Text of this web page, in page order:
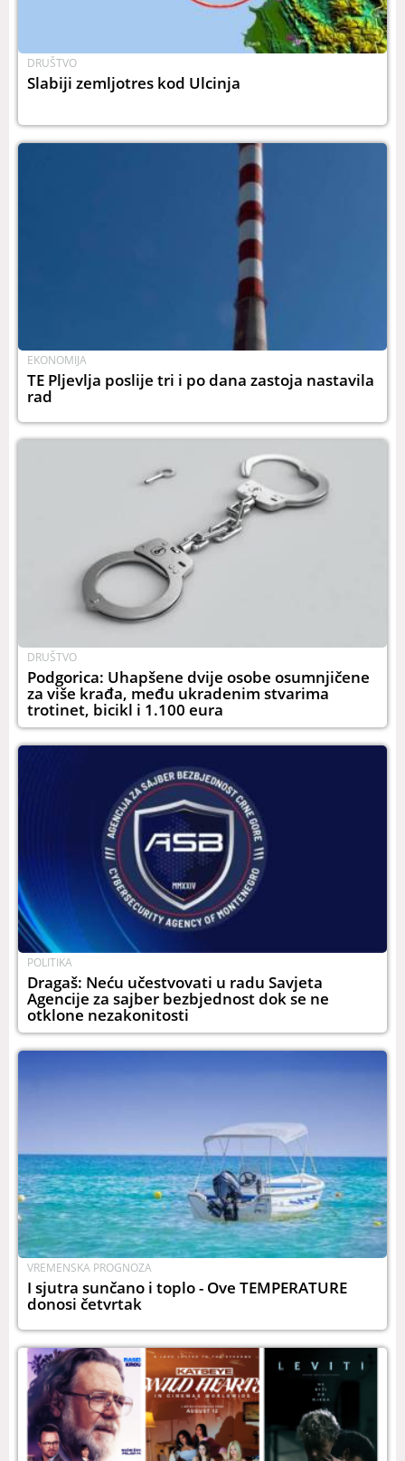
DRUŠTVO
Slabiji zemljotres kod Ulcinja
EKONOMIJA
TE Pljevlja poslije tri i po dana zastoja nastavila
rad
DRUŠTVO
Podgorica: Uhapšene dvije osobe osumnjičene
za više krađa, među ukradenim stvarima
trotinet, bicikl i 1.100 eura
POLITIKA
Dragaš: Neću učestvovati u radu Savjeta
Agencije za sajber bezbjednost dok se ne
otklone nezakonitosti
VREMENSKA PROGNOZA
I sjutra sunčano i toplo - Ove TEMPERATURE
donosi četvrtak